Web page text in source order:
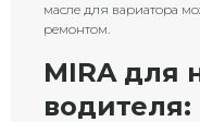
масле для вариатора
ремонтом.
MIRA для